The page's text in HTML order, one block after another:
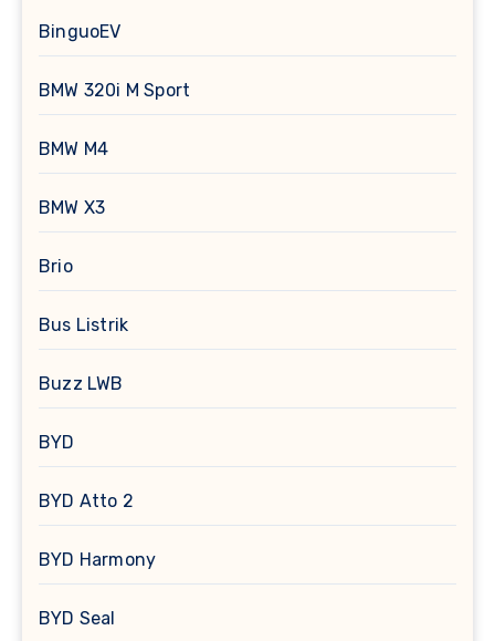
BinguoEV
BMW 320i M Sport
BMW M4
BMW X3
Brio
Bus Listrik
Buzz LWB
BYD
BYD Atto 2
BYD Harmony
BYD Seal